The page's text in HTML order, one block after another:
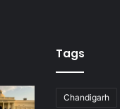
Tags
Chandigarh